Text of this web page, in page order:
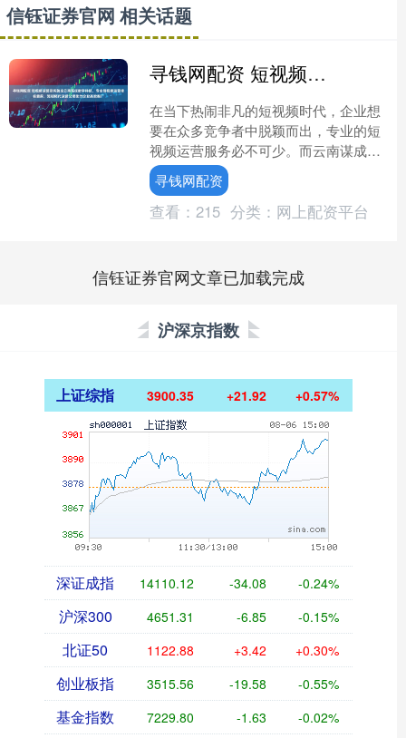
信钰证券官网 相关话题
寻钱网配资 短视频运营服务就选云南谋成数字科技，专业短视频运营排名靠前，短视频代运营公司助力企业高效推广
在当下热闹非凡的短视频时代，企业想
要在众多竞争者中脱颖而出，专业的短
视频运营服务必不可少。而云南谋成数
字科技有限公司，正是这样一家能够为
企业提供全方位短视频运营....
寻钱网配资
查看： 215 分类： 网上配资平台
信钰证券官网文章已加载完成
沪深京指数
上证综指 3900.35 +21.92 +0.57%
深证成指 14110.12 -34.08 -0.24%
沪深300 4651.31 -6.85 -0.15%
北证50 1122.88 +3.42 +0.30%
创业板指 3515.56 -19.58 -0.55%
基金指数 7229.80 -1.63 -0.02%